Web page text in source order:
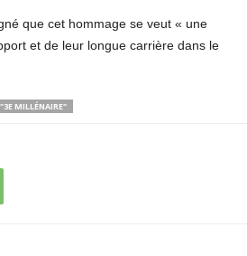
que cet hommage se veut « une
et de leur longue carrière dans le
MILLÉNAIRE"